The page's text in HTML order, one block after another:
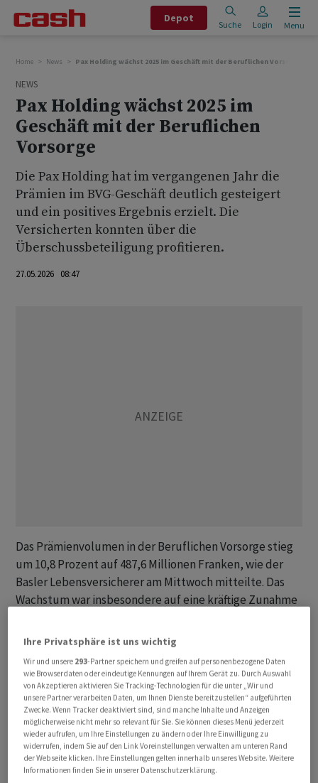
Depot
Suche Login Menu
Home News Pax Holding wächst 2025 im Geschäft mit der Beruflichen Vorsorge
NEWS
Pax Holding wächst 2025 im
Geschäft mit der Beruflichen
Vorsorge
Die Pax Holding hat im vergangenen Jahr die
Prämien im BVG-Geschäft deutlich gesteigert
und ein positives Ergebnis erzielt. Die
Versicherten konnten über die
Überschussbeteiligung profitieren.
27.05.2026 08:47
Das Prämienvolumen in der Beruflichen Vorsorge stieg
um 10,8 Prozent auf 487,6 Millionen Franken, wie der
Basler Lebensversicherer am Mittwoch mitteilte. Das
Wachstum war insbesondere auf eine kräftige Zunahme
Franken zurückzuführen.
Das Betriebsergebnis lag mit 5,5 Millionen Franken klar
über dem Ergebnis des Vorjahres von 1,6 Millionen. Das
Eigenkapital der beruflichen Vorsorge stieg per Ende
Jahr auf 75,6 Millionen Franken (Vorjahr 70,1 Mio). Der
Versicherer habe damit seine Risikofähigkeit weiter
stärken können, heisst es in der Mitteilung.
Ihre Privatsphäre ist uns wichtig
Wir und unsere 293-Partner speichern und greifen auf personenbezogene Daten
wie Browserdaten oder eindeutige Kennungen auf Ihrem Gerät zu. Durch Auswahl
von Akzeptieren aktivieren Sie Tracking-Technologien für die unter „Wir und
unsere Partner verarbeiten Daten, um Ihnen Dienste bereitzustellen“ aufgeführten
Zwecke. Wenn Tracker deaktiviert sind, sind manche Inhalte und Anzeigen
möglicherweise nicht mehr so relevant für Sie. Sie können dieses Menü jederzeit
wieder aufrufen, um Ihre Einstellungen zu ändern oder Ihre Einwilligung zu
widerrufen, indem Sie auf den Link Voreinstellungen verwalten am unteren Rand
der Webseite klicken. Ihre Einstellungen gelten innerhalb unseres Website. Weitere
Informationen finden Sie in unserer Datenschutzerklärung.